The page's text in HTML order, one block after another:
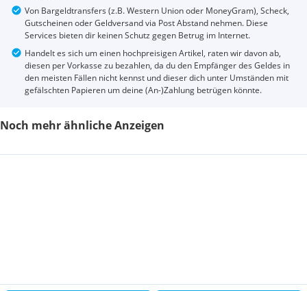
Von Bargeldtransfers (z.B. Western Union oder MoneyGram), Scheck,
Gutscheinen oder Geldversand via Post Abstand nehmen. Diese
Services bieten dir keinen Schutz gegen Betrug im Internet.
Handelt es sich um einen hochpreisigen Artikel, raten wir davon ab,
diesen per Vorkasse zu bezahlen, da du den Empfänger des Geldes in
den meisten Fällen nicht kennst und dieser dich unter Umständen mit
gefälschten Papieren um deine (An-)Zahlung betrügen könnte.
Noch mehr ähnliche Anzeigen